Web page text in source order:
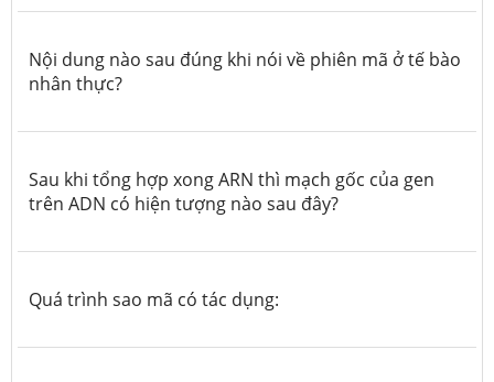
Nội dung nào sau đúng khi nói về phiên mã ở tế bào
nhân thực?
Sau khi tổng hợp xong ARN thì mạch gốc của gen
trên ADN có hiện tượng nào sau đây?
Quá trình sao mã có tác dụng: